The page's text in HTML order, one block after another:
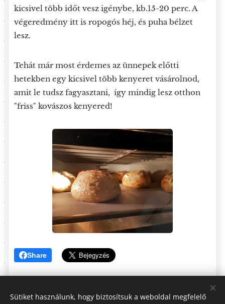
kicsivel több időt vesz igénybe, kb.15-20 perc. A
végeredmény itt is ropogós héj, és puha bélzet
lesz.
Tehát már most érdemes az ünnepek előtti
hetekben egy kicsivel több kenyeret vásárolnod,
amit le tudsz fagyasztani, így mindig lesz otthon
"friss" kovászos kenyered!
Share
Sütiket használunk, hogy biztosítsuk a weboldal megfelelő